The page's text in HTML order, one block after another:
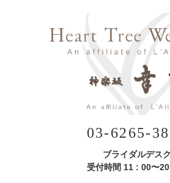
03-6265-
ブライダルデスク
受付時間 11 : 00〜